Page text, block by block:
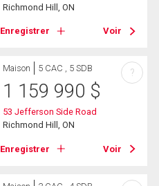
Richmond Hill, ON
Enregistrer Voir
Maison 5 CAC , 5 SDB
1 159 990 $
53 Jefferson Side Road
Richmond Hill, ON
Enregistrer Voir
?